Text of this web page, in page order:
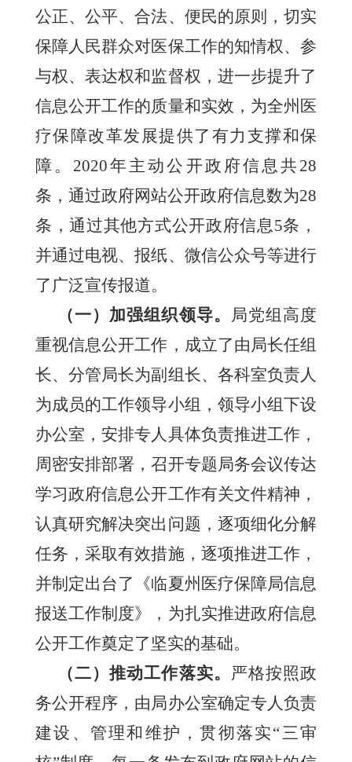
公正、公平、合法、便民的原则，切实
保障人民群众对医保工作的知情权、参
与权、表达权和监督权，进一步提升了
信息公开工作的质量和实效，为全州医
疗保障改革发展提供了有力支撑和保
障。 2020年主动公开政府信息共28
条，通过政府网站公开政府信息数为28
条，通过其他方式公开政府信息5条，
并通过电视、报纸、微信公众号等进行
了广泛宣传报道。
（一）加强组织领导。 局党组高度
重视信息公开工作，成立了由局长任组
长、分管局长为副组长、各科室负责人
为成员的工作领导小组，领导小组下设
办公室，安排专人具体负责推进工作，
周密安排部署，召开专题局务会议传达
学习政府信息公开工作有关文件精神，
认真研究解决突出问题，逐项细化分解
任务，采取有效措施，逐项推进工作，
并制定出台了《临夏州医疗保障局信息
报送工作制度》，为扎实推进政府信息
公开工作奠定了坚实的基础。
（二）推动工作落实。 严格按照政
务公开程序，由局办公室确定专人负责
建设、管理和维护，贯彻落实“三审